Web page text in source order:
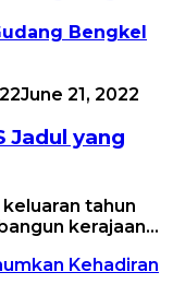
Bengkel
June 21, 2022
Jadul yang
tahun
kerajaan…